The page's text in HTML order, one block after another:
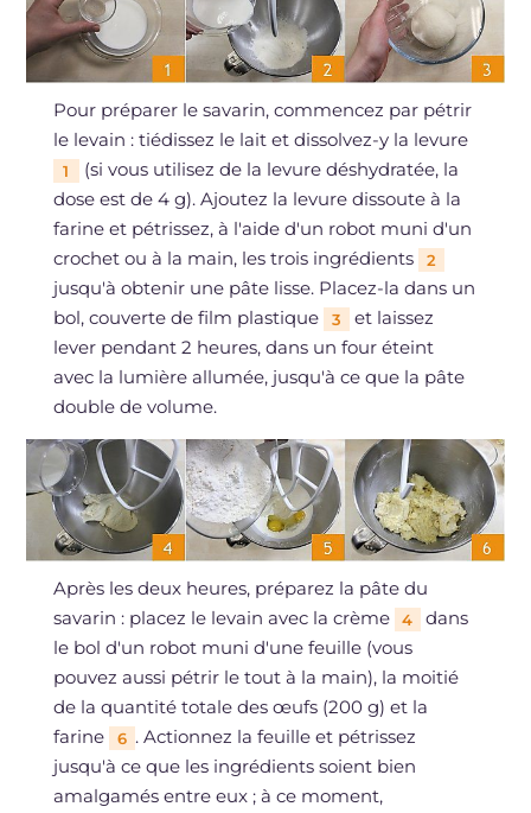
Pour préparer le savarin, commencez par pétrir
le levain : tiédissez le lait et dissolvez-y la levure
1
(si vous utilisez de la levure déshydratée, la
dose est de 4 g). Ajoutez la levure dissoute à la
farine et pétrissez, à l'aide d'un robot muni d'un
crochet ou à la main, les trois ingrédients
2
jusqu'à obtenir une pâte lisse. Placez-la dans un
bol, couverte de film plastique
3
et laissez
lever pendant 2 heures, dans un four éteint
avec la lumière allumée, jusqu'à ce que la pâte
double de volume.
Après les deux heures, préparez la pâte du
savarin : placez le levain avec la crème
4
dans
le bol d'un robot muni d'une feuille (vous
pouvez aussi pétrir le tout à la main), la moitié
de la quantité totale des œufs (200 g) et la
farine
6 . Actionnez la feuille et pétrissez
jusqu'à ce que les ingrédients soient bien
amalgamés entre eux ; à ce moment,